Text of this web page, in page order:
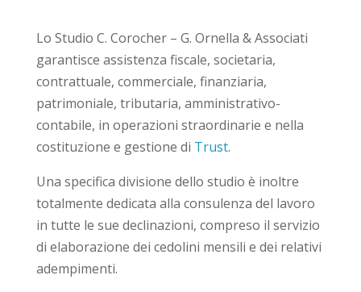
Lo Studio C. Corocher – G. Ornella & Associati
garantisce assistenza fiscale, societaria,
contrattuale, commerciale, finanziaria,
patrimoniale, tributaria, amministrativo-
contabile, in operazioni straordinarie e nella
costituzione e gestione di Trust.
Una specifica divisione dello studio è inoltre
totalmente dedicata alla consulenza del lavoro
in tutte le sue declinazioni, compreso il servizio
di elaborazione dei cedolini mensili e dei relativi
adempimenti.